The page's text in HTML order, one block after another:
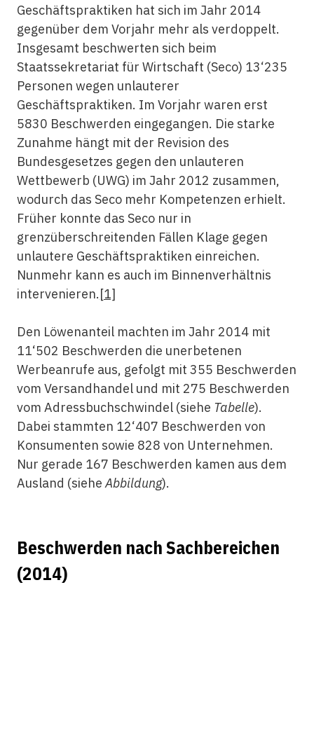
Geschäftspraktiken hat sich im Jahr 2014
gegenüber dem Vorjahr mehr als verdoppelt.
Insgesamt beschwerten sich beim
Staatssekretariat für Wirtschaft (Seco) 13‘235
Personen wegen unlauterer
Geschäftspraktiken. Im Vorjahr waren erst
5830 Beschwerden eingegangen. Die starke
Zunahme hängt mit der Revision des
Bundesgesetzes gegen den unlauteren
Wettbewerb (UWG) im Jahr 2012 zusammen,
wodurch das Seco mehr Kompetenzen erhielt.
Früher konnte das Seco nur in
grenzüberschreitenden Fällen Klage gegen
unlautere Geschäftspraktiken einreichen.
Nunmehr kann es auch im Binnenverhältnis
intervenieren.[1]
Den Löwenanteil machten im Jahr 2014 mit
11‘502 Beschwerden die unerbetenen
Werbeanrufe aus, gefolgt mit 355 Beschwerden
vom Versandhandel und mit 275 Beschwerden
vom Adressbuchschwindel (siehe Tabelle).
Dabei stammten 12‘407 Beschwerden von
Konsumenten sowie 828 von Unternehmen.
Nur gerade 167 Beschwerden kamen aus dem
Ausland (sieheAbbildung).
Beschwerden nach Sachbereichen
(2014)